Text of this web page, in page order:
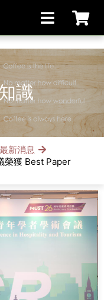
線條小圖]
識
最新消息
榮獲 Best Paper